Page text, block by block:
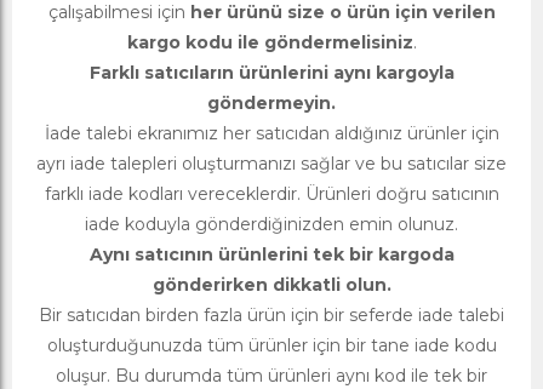
çalışabilmesi için her ürünü size o ürün için verilen
kargo kodu ile göndermelisiniz.
Farklı satıcıların ürünlerini aynı kargoyla
göndermeyin.
İade talebi ekranımız her satıcıdan aldığınız ürünler için
ayrı iade talepleri oluşturmanızı sağlar ve bu satıcılar size
farklı iade kodları vereceklerdir. Ürünleri doğru satıcının
iade koduyla gönderdiğinizden emin olunuz.
Aynı satıcının ürünlerini tek bir kargoda
gönderirken dikkatli olun.
Bir satıcıdan birden fazla ürün için bir seferde iade talebi
oluşturduğunuzda tüm ürünler için bir tane iade kodu
oluşur. Bu durumda tüm ürünleri aynı kod ile tek bir